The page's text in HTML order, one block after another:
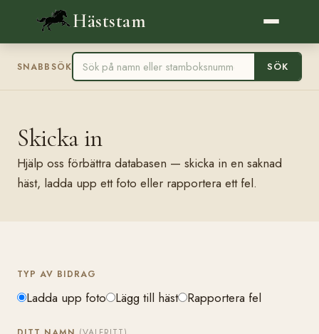
Häststam
SNABBSÖK SÖK
Skicka in
Hjälp oss förbättra databasen — skicka in en saknad
häst, ladda upp ett foto eller rapportera ett fel.
TYP AV BIDRAG
Ladda upp foto Lägg till häst Rapportera fel